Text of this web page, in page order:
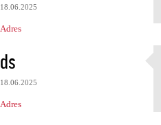
18.06.2025
Adres
ds
18.06.2025
Adres